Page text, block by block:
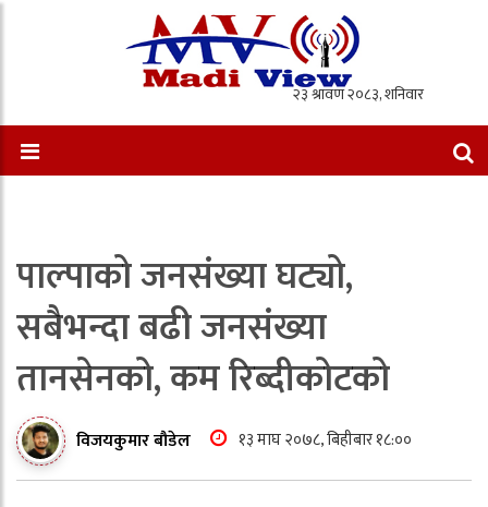
पाल्पाको जनसंख्या घट्यो,
सबैभन्दा बढी जनसंख्या
तानसेनको, कम रिब्दीकोटको
विजयकुमार बौडेल १३ माघ २०७८, बिहीबार १८:००